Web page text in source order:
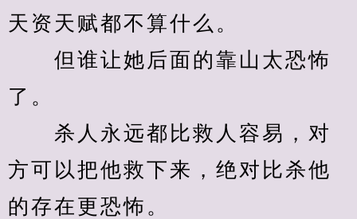
天资天赋都不算什么。
但谁让她后面的靠山太恐怖
了。
杀人永远都比救人容易，对
方可以把他救下来，绝对比杀他
的存在更恐怖。